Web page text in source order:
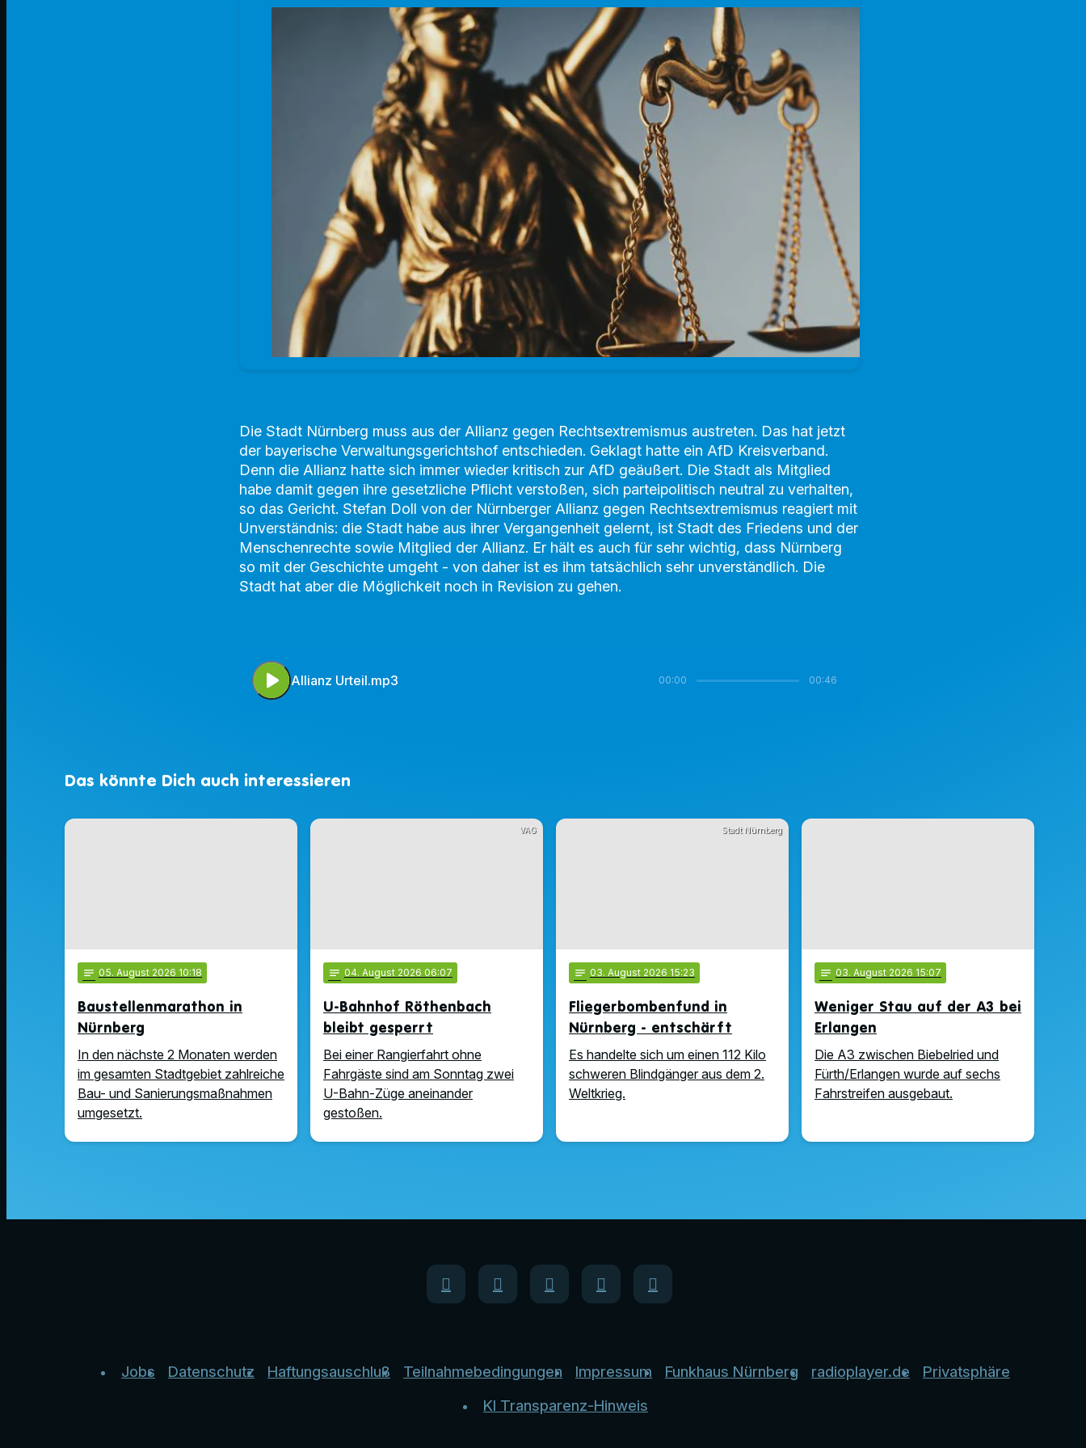
Die Stadt Nürnberg muss aus der Allianz gegen Rechtsextremismus austreten. Das hat jetzt
der bayerische Verwaltungsgerichtshof entschieden. Geklagt hatte ein AfD Kreisverband.
Denn die Allianz hatte sich immer wieder kritisch zur AfD geäußert. Die Stadt als Mitglied
habe damit gegen ihre gesetzliche Pflicht verstoßen, sich parteipolitisch neutral zu verhalten,
so das Gericht. Stefan Doll von der Nürnberger Allianz gegen Rechtsextremismus reagiert mit
Unverständnis: die Stadt habe aus ihrer Vergangenheit gelernt, ist Stadt des Friedens und der
Menschenrechte sowie Mitglied der Allianz. Er hält es auch für sehr wichtig, dass Nürnberg
so mit der Geschichte umgeht - von daher ist es ihm tatsächlich sehr unverständlich. Die
Stadt hat aber die Möglichkeit noch in Revision zu gehen.
play_arrow Allianz Urteil.mp3 00:00 00:46
Das könnte Dich auch interessieren
notes 05. August 2026 10:18
Baustellenmarathon in
Nürnberg
In den nächste 2 Monaten werden
im gesamten Stadtgebiet zahlreiche
Bau- und Sanierungsmaßnahmen
umgesetzt.
VAG
notes 04. August 2026 06:07
U-Bahnhof Röthenbach
bleibt gesperrt
Bei einer Rangierfahrt ohne
Fahrgäste sind am Sonntag zwei
U-Bahn-Züge aneinander
gestoßen.
Stadt Nürnberg
notes 03. August 2026 15:23
Fliegerbombenfund in
Nürnberg - entschärft
Es handelte sich um einen 112 Kilo
schweren Blindgänger aus dem 2.
Weltkrieg.
notes 03. August 2026 15:07
Weniger Stau auf der A3 bei
Erlangen
Die A3 zwischen Biebelried und
Fürth/Erlangen wurde auf sechs
Fahrstreifen ausgebaut.
Jobs Datenschutz Haftungsauschluß Teilnahmebedingungen Impressum Funkhaus Nürnberg radioplayer.de
Privatsphäre
KI Transparenz-Hinweis